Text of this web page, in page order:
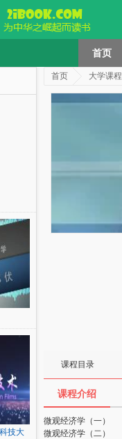
首页
技大
首页 大学课程
课程目录
课程介绍
微观经济学（一）
微观经济学（二）